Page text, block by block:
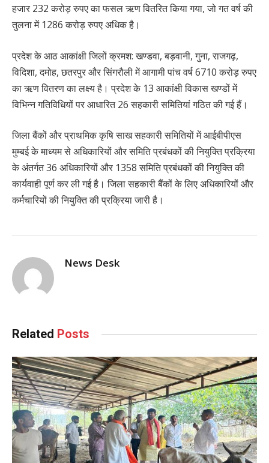
हजार 232 करोड़ रुपए का फसल ऋण वितरित किया गया, जो गत वर्ष की
तुलना में 1286 करोड़ रुपए अधिक है।
प्रदेश के आठ आकांक्षी जिलों क्रमश: खण्डवा, बड़वानी, गुना, राजगढ़,
विदिशा, दमोह, छतरपुर और सिंगरौली में आगामी पांच वर्ष 6710 करोड़ रुपए
का ऋण वितरण का लक्ष्य है। प्रदेश के 13 आकांक्षी विकास खण्डों में
विभिन्न गतिविधियों पर आधारित 26 सहकारी समितियां गठित की गई हैं।
जिला बैंकों और प्राथमिक कृषि साख सहकारी समितियों में आईबीपीएस
मुम्बई के माध्यम से अधिकारियों और समिति प्रबंधकों की नियुक्ति प्रक्रिया
के अंतर्गत 36 अधिकारियों और 1358 समिति प्रबंधकों की नियुक्ति की
कार्यवाही पूर्ण कर ली गई है। जिला सहकारी बैंकों के लिए अधिकारियों और
कर्मचारियों की नियुक्ति की प्रक्रिया जारी है।
News Desk
Related Posts